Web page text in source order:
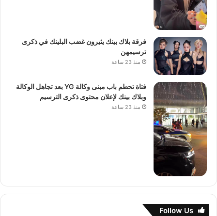
فرقة بلاك بينك يثيرون غضب البلينك في ذكرى
ترسيمهن
منذ 23 ساعة
فتاة تحطم باب مبنى وكالة YG بعد تجاهل الوكالة
وبلاك بينك لإعلان محتوى ذكرى الترسيم
منذ 23 ساعة
Follow Us